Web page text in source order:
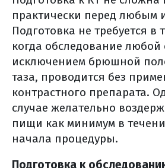
практически перед любым
Подготовка не требуется в
когда обследование любой
исключением брюшной
таза, проводится без
контрастного препарата.
случае желательно
пищи как минимум в
начала процедуры.
Подготовка к